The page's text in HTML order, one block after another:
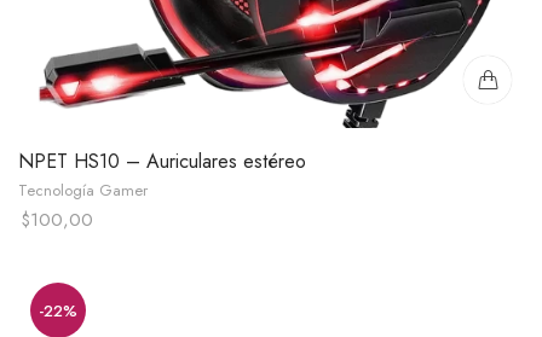
NPET HS10 – Auriculares estéreo
Tecnología Gamer
$100,00
-22%